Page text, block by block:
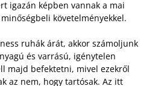
igazán képben vannak a mai
követelményekkel.
ruhák árát, akkor számoljunk
és varrású, igénytelen
majd befektetni, mivel ezekről
az nem, hogy tartósak. Az itt